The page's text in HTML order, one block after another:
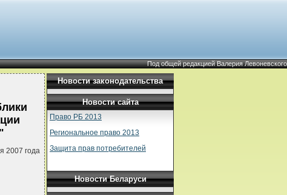
Под общей редакцией Валерия Левоневского
2007 года
Новости законодательства
Новости сайта
Право РБ 2013
Региональное право 2013
Защита прав потребителей
Новости Беларуси